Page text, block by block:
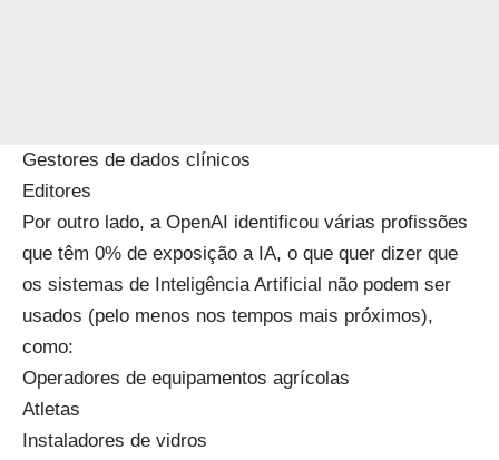
Gestores de dados clínicos
Editores
Por outro lado, a OpenAI identificou várias profissões
que têm 0% de exposição a IA, o que quer dizer que
os sistemas de Inteligência Artificial não podem ser
usados (pelo menos nos tempos mais próximos),
como:
Operadores de equipamentos agrícolas
Atletas
Instaladores de vidros